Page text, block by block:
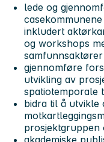
lede og
inkludert
og workshops
samfunnsaktører
gjennomføre
utvikling av
spatiotemporale
bidra til å utvikle
prosjektgruppen
akademiske